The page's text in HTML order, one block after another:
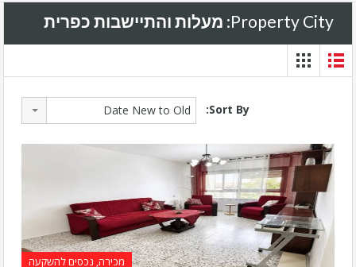
Property City: מעלות והתיישבות כפרית
Sort By:
Date New to Old
מכירה, נכסים להשקעה